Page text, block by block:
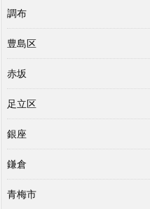
調布
豊島区
赤坂
足立区
銀座
鎌倉
青梅市